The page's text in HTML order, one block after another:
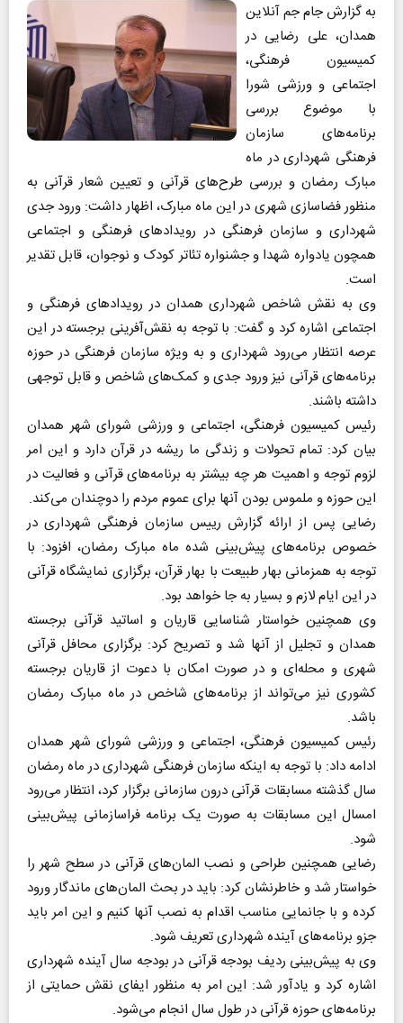
به گزارش جام جم آنلاین
همدان، علی رضایی در
کمیسیون فرهنگی،
اجتماعی و ورزشی شورا
با موضوع بررسی
برنامه‌های سازمان
فرهنگی شهرداری در ماه
مبارک رمضان و بررسی طرح‌های قرآنی و تعیین شعار قرآنی به
منظور فضاسازی شهری در این ماه مبارک، اظهار داشت: ورود جدی
شهرداری و سازمان فرهنگی در رویدادهای فرهنگی و اجتماعی
همچون یادواره شهدا و جشنواره تئاتر کودک و نوجوان، قابل تقدیر
است.
وی به نقش شاخص شهرداری همدان در رویدادهای فرهنگی و
اجتماعی اشاره کرد و گفت: با توجه به نقش‌آفرینی برجسته در این
عرصه انتظار می‌رود شهرداری و به ویژه سازمان فرهنگی در حوزه
برنامه‌های قرآنی نیز ورود جدی و کمک‌های شاخص و قابل توجهی
داشته باشند.
رئیس کمیسیون فرهنگی، اجتماعی و ورزشی شورای شهر همدان
بیان کرد: تمام تحولات و زندگی ما ریشه در قرآن دارد و این امر
لزوم توجه و اهمیت هر چه بیشتر به برنامه‌های قرآنی و فعالیت در
این حوزه و ملموس بودن آنها برای عموم مردم را دوچندان می‌کند.
رضایی پس از ارائه گزارش رییس سازمان فرهنگی شهرداری در
خصوص برنامه‌های پیش‌بینی شده ماه مبارک رمضان، افزود: با
توجه به همزمانی بهار طبیعت با بهار قرآن، برگزاری نمایشگاه قرآنی
در این ایام لازم و بسیار به جا خواهد بود.
وی همچنین خواستار شناسایی قاریان و اساتید قرآنی برجسته
همدان و تجلیل از آنها شد و تصریح کرد: برگزاری محافل قرآنی
شهری و محله‌ای و در صورت امکان با دعوت از قاریان برجسته
کشوری نیز می‌تواند از برنامه‌های شاخص در ماه مبارک رمضان
باشد.
رئیس کمیسیون فرهنگی، اجتماعی و ورزشی شورای شهر همدان
ادامه داد: با توجه به اینکه سازمان فرهنگی شهرداری در ماه رمضان
سال گذشته مسابقات قرآنی درون سازمانی برگزار کرد، انتظار می‌رود
امسال این مسابقات به صورت یک برنامه فراسازمانی پیش‌بینی
شود.
رضایی همچنین طراحی و نصب المان‌های قرآنی در سطح شهر را
خواستار شد و خاطرنشان کرد: باید در بحث المان‌های ماندگار ورود
کرده و با جانمایی مناسب اقدام به نصب آنها کنیم و این امر باید
جزو برنامه‌های آینده شهرداری تعریف شود.
وی به پیش‌بینی ردیف بودجه قرآنی در بودجه سال آینده شهرداری
اشاره کرد و یادآور شد: این امر به منظور ایفای نقش حمایتی از
برنامه‌های حوزه قرآنی در طول سال انجام می‌شود.